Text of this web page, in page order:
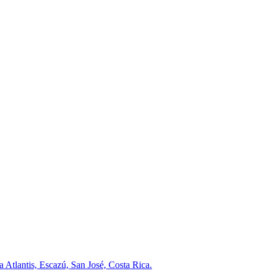
Atlantis, Escazú, San José, Costa Rica.